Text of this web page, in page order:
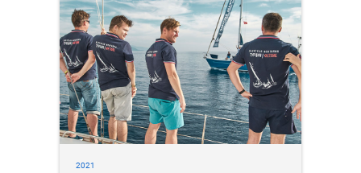
2021